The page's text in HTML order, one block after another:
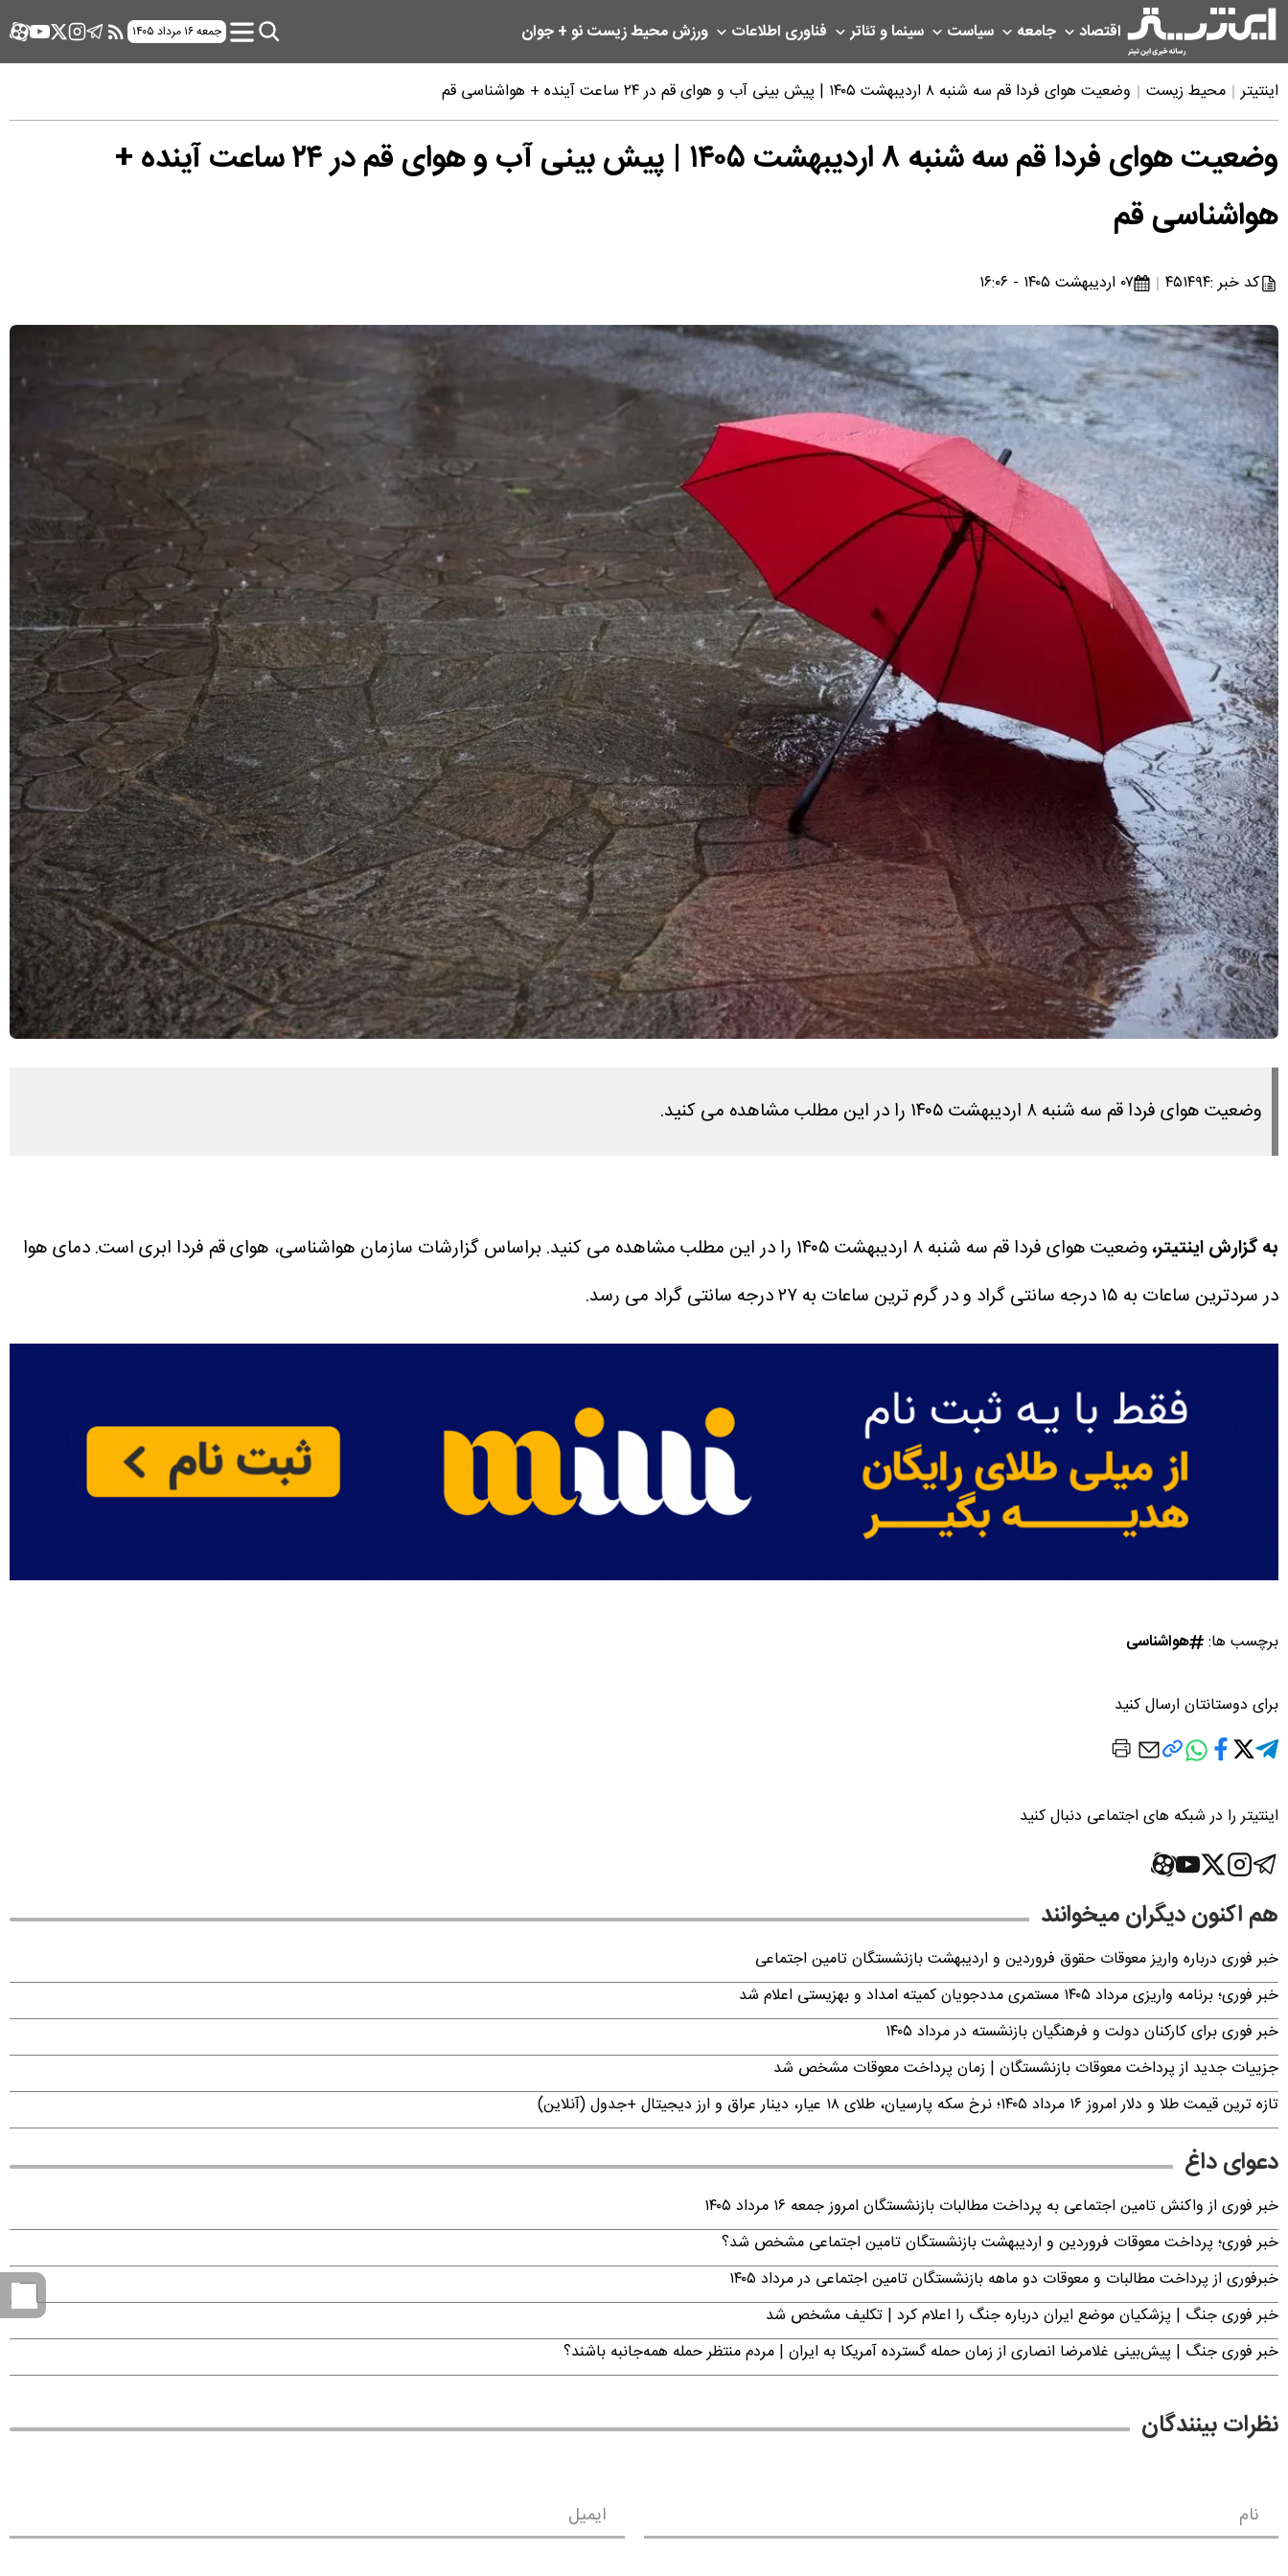
اقتصاد جامعه سیاست سینما و تئاتر فناوری اطلاعات ورزشمحیط زیستنو + جوان جمعه ۱۶ مرداد ۱۴۰۵
اینتیتر محیط زیست وضعیت هوای فردا قم سه شنبه ۸ اردیبهشت ۱۴۰۵ | پیش بینی آب و هوای قم در ۲۴ ساعت آینده + هواشناسی قم
وضعیت هوای فردا قم سه شنبه ۸ اردیبهشت ۱۴۰۵ | پیش بینی آب و هوای قم در ۲۴ ساعت آینده +
هواشناسی قم
کد خبر :۴۵۱۴۹۴ ۰۷ اردیبهشت ۱۴۰۵ - ۱۶:۰۶
وضعیت هوای فردا قم سه شنبه ۸ اردیبهشت ۱۴۰۵ را در این مطلب مشاهده می کنید.
به گزارش اینتیتر،وضعیت هوای فردا قم سه شنبه ۸ اردیبهشت ۱۴۰۵ را در این مطلب مشاهده می کنید.
براساس گزارشات سازمان هواشناسی، هوای قم فردا ابری است. دمای هوا
در سردترین ساعات به ۱۵ درجه سانتی گراد و در گرم ترین ساعات به ۲۷ درجه سانتی گراد می رسد.
برچسب ها: هواشناسی
برای دوستانتان ارسال کنید
اینتیتر را در شبکه های اجتماعی دنبال کنید
هم اکنون دیگران میخوانند
خبر فوری درباره واریز معوقات حقوق فروردین و اردیبهشت بازنشستگان تامین اجتماعی
خبر فوری؛ برنامه واریزی مرداد ۱۴۰۵ مستمری مددجویان کمیته امداد و بهزیستی اعلام شد
خبر فوری برای کارکنان دولت و فرهنگیان بازنشسته در مرداد ۱۴۰۵
جزییات جدید از پرداخت معوقات بازنشستگان | زمان پرداخت معوقات مشخص شد
تازه ترین قیمت طلا و دلار امروز ۱۶ مرداد ۱۴۰۵؛ نرخ سکه پارسیان، طلای ۱۸ عیار، دینار عراق و ارز دیجیتال +جدول (آنلاین)
دعوای داغ
خبر فوری از واکنش تامین اجتماعی به پرداخت مطالبات بازنشستگان امروز جمعه ۱۶ مرداد ۱۴۰۵
خبر فوری؛ پرداخت معوقات فروردین و اردیبهشت بازنشستگان تامین اجتماعی مشخص شد؟
خبرفوری از پرداخت مطالبات و معوقات دو ماهه بازنشستگان تامین اجتماعی در مرداد ۱۴۰۵
خبر فوری جنگ | پزشکیان موضع ایران درباره جنگ را اعلام کرد | تکلیف مشخص شد
خبر فوری جنگ | پیش‌بینی غلامرضا انصاری از زمان حمله گسترده آمریکا به ایران | مردم منتظر حمله همه‌جانبه باشند؟
نظرات بینندگان
نام ایمیل